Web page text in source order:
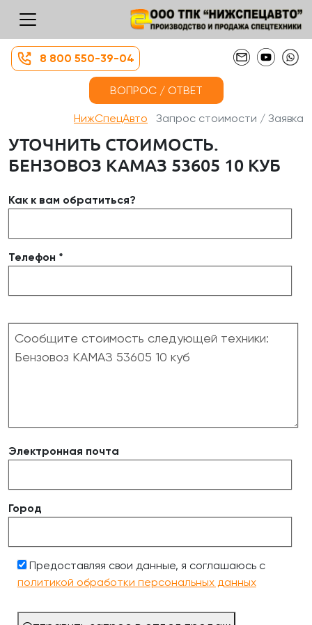
8 800 550-39-04
ВОПРОС / ОТВЕТ
НижСпецАвто Запрос стоимости / Заявка
УТОЧНИТЬ СТОИМОСТЬ.
БЕНЗОВОЗ КАМАЗ 53605 10 КУБ
Как к вам обратиться?
Телефон *
Электронная почта
Город
Предоставляя свои данные, я соглашаюсь с
политикой обработки персональных данных